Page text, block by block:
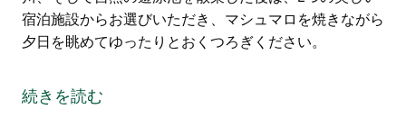
宿泊施設からお選びいただき、マシュマロを焼きながら
夕日を眺めてゆったりとおくつろぎください。
ステイという新たな体験を提供します。歴史あるバサー
スト市からわずか12分、ワインカントリーのオレンジか
続きを読む